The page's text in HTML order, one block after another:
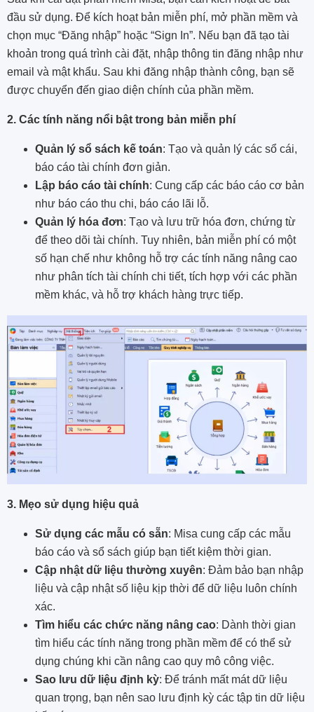
đầu sử dụng. Để kích hoạt bản miễn phí, mở phần mềm và
chọn mục “Đăng nhập” hoặc “Sign In”. Nếu bạn đã tạo tài
khoản trong quá trình cài đặt, nhập thông tin đăng nhập như
email và mật khẩu. Sau khi đăng nhập thành công, bạn sẽ
được chuyển đến giao diện chính của phần mềm.
2. Các tính năng nổi bật trong bản miễn phí
Quản lý sổ sách kế toán: Tạo và quản lý các sổ cái,
báo cáo tài chính đơn giản.
Lập báo cáo tài chính: Cung cấp các báo cáo cơ bản
như báo cáo thu chi, báo cáo lãi lỗ.
Quản lý hóa đơn: Tạo và lưu trữ hóa đơn, chứng từ
để theo dõi tài chính. Tuy nhiên, bản miễn phí có một
số hạn chế như không hỗ trợ các tính năng nâng cao
như phân tích tài chính chi tiết, tích hợp với các phần
mềm khác, và hỗ trợ khách hàng trực tiếp.
3. Mẹo sử dụng hiệu quả
Sử dụng các mẫu có sẵn: Misa cung cấp các mẫu
báo cáo và sổ sách giúp bạn tiết kiệm thời gian.
Cập nhật dữ liệu thường xuyên: Đảm bảo bạn nhập
liệu và cập nhật số liệu kịp thời để dữ liệu luôn chính
xác.
Tìm hiểu các chức năng nâng cao: Dành thời gian
tìm hiểu các tính năng trong phần mềm để có thể sử
dụng chúng khi cần nâng cao quy mô công việc.
Sao lưu dữ liệu định kỳ: Để tránh mất mát dữ liệu
quan trọng, bạn nên sao lưu định kỳ các tập tin dữ liệu